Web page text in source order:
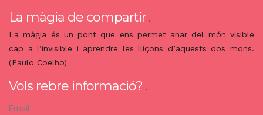
La màgia de compartir
La màgia és un pont que ens permet anar del món visible
cap a l’invisible i aprendre les lliçons d’aquests dos mons.
(Paulo Coelho)
Vols rebre informació?
Email